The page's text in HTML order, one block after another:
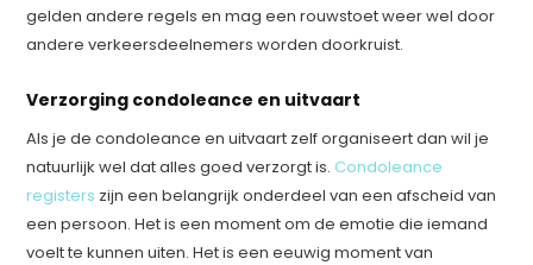
gelden andere regels en mag een rouwstoet weer wel door
andere verkeersdeelnemers worden doorkruist.
Verzorging condoleance en uitvaart
Als je de condoleance en uitvaart zelf organiseert dan wil je
natuurlijk wel dat alles goed verzorgt is. Condoleance
registers zijn een belangrijk onderdeel van een afscheid van
een persoon. Het is een moment om de emotie die iemand
voelt te kunnen uiten. Het is een eeuwig moment van